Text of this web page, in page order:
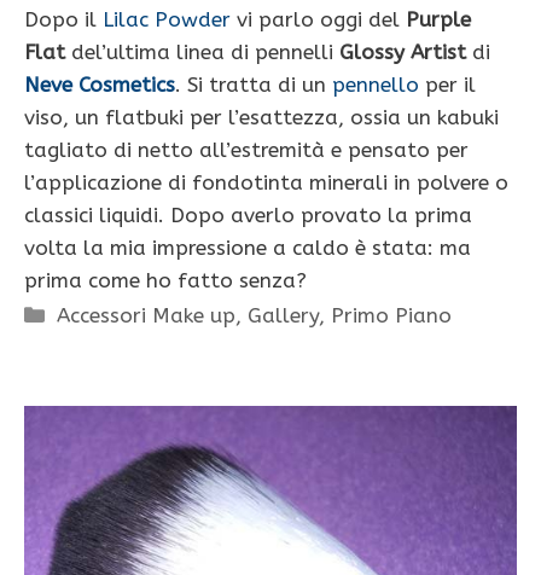
Dopo il Lilac Powder vi parlo oggi del Purple
Flatdel’ultima linea di pennelli Glossy Artistdi
Neve Cosmetics. Si tratta di un pennello per il
viso, un flatbuki per l’esattezza, ossia un kabuki
tagliato di netto all’estremità e pensato per
l’applicazione di fondotinta minerali in polvere o
classici liquidi. Dopo averlo provato la prima
volta la mia impressione a caldo è stata: ma
prima come ho fatto senza?
Categorie
Accessori Make up, Gallery, Primo Piano